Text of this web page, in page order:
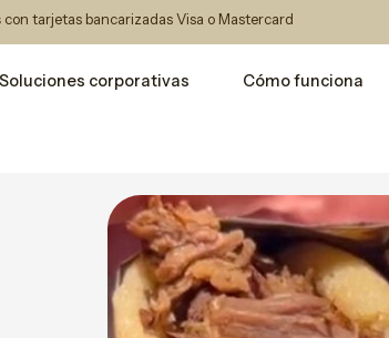
con tarjetas bancarizadas Visa o Mastercard
Soluciones corporativas Cómo funciona